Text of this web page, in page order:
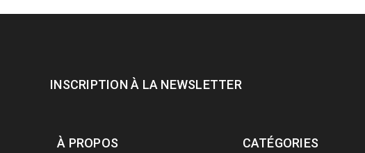
INSCRIPTION À LA NEWSLETTER
À PROPOS CATÉGORIES